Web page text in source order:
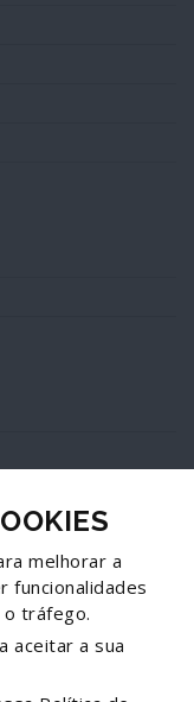
melhorar a
funcionalidades
o tráfego.
aceitar a sua